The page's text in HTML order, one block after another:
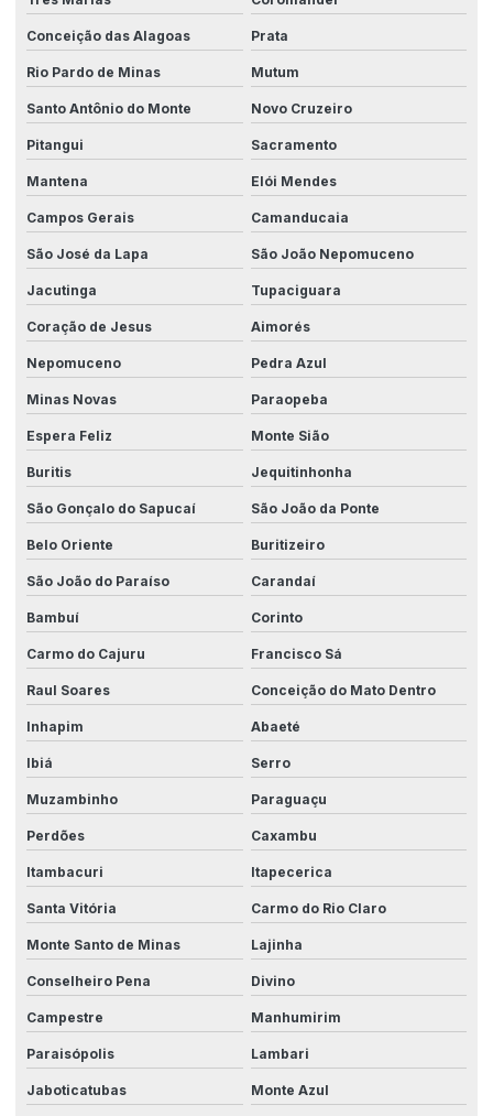
Conceição das Alagoas Prata
Rio Pardo de Minas Mutum
Santo Antônio do Monte Novo Cruzeiro
Pitangui Sacramento
Mantena Elói Mendes
Campos Gerais Camanducaia
São José da Lapa São João Nepomuceno
Jacutinga Tupaciguara
Coração de Jesus Aimorés
Nepomuceno Pedra Azul
Minas Novas Paraopeba
Espera Feliz Monte Sião
Buritis Jequitinhonha
São Gonçalo do Sapucaí São João da Ponte
Belo Oriente Buritizeiro
São João do Paraíso Carandaí
Bambuí Corinto
Carmo do Cajuru Francisco Sá
Raul Soares Conceição do Mato Dentro
Inhapim Abaeté
Ibiá Serro
Muzambinho Paraguaçu
Perdões Caxambu
Itambacuri Itapecerica
Santa Vitória Carmo do Rio Claro
Monte Santo de Minas Lajinha
Conselheiro Pena Divino
Campestre Manhumirim
Paraisópolis Lambari
Jaboticatubas Monte Azul